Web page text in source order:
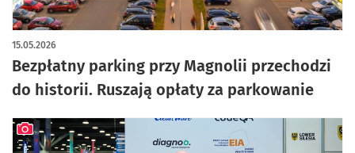
Bezpłatny parking przy Magnolii przechodzi
do historii. Ruszają opłaty za parkowanie
15.05.2026
artykuł z galerią zdjęć